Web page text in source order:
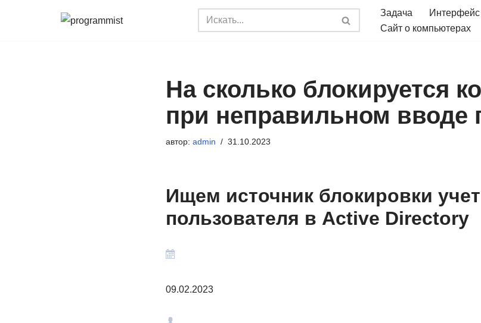
Задача Интерфейс
Сайт о компьютерах
На сколько блокируется
при неправильном вводе
автор: admin 31.10.2023
Ищем источник блокировки
пользователя в Active Directory
09.02.2023